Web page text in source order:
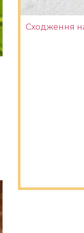
Сходження